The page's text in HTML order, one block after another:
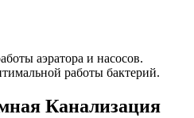
аэратора и насосов.
работы бактерий.
Канализация